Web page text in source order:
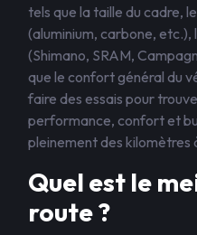
tels que la taille du cadre,
(aluminium, carbone, etc.),
(Shimano, SRAM,
que le confort général du
faire des essais pour
performance, confort et
pleinement des kilomètres
Quel est le
route ?